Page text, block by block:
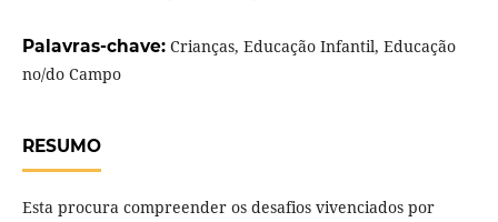
Palavras-chave: Crianças, Educação Infantil, Educação
no/do Campo
RESUMO
Esta procura compreender os desafios vivenciados por